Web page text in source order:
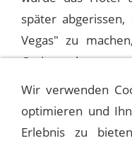
später
Vegas" zu
Casino, das
entwickelt wurde.
1993-05-05
Wir verwenden
optimieren und
Erlebnis zu